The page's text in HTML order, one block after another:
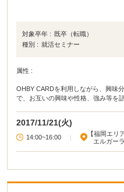
対象卒年 : 既卒（転職）
種別 : 就活セミナー
属性 :
OHBY CARDを利用しながら、興味
で、お互いの興味や性格、強み等を
2017/11/21(火)
14:00~16:00 |
【福岡エリ
エルガー